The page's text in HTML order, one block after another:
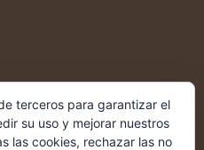
terceros para garantizar el
su uso y mejorar nuestros
las cookies, rechazar las no